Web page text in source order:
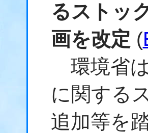
るストッ
画を改定 (
環境省は
に関する
追加等を